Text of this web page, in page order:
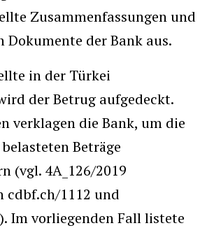
Zusammenfassungen und
Dokumente der Bank aus.
in der Türkei
der Betrug aufgedeckt.
verklagen die Bank, um die
Beträge
(vgl. 4A_126/2019
1112 und
Im vorliegenden Fall listete